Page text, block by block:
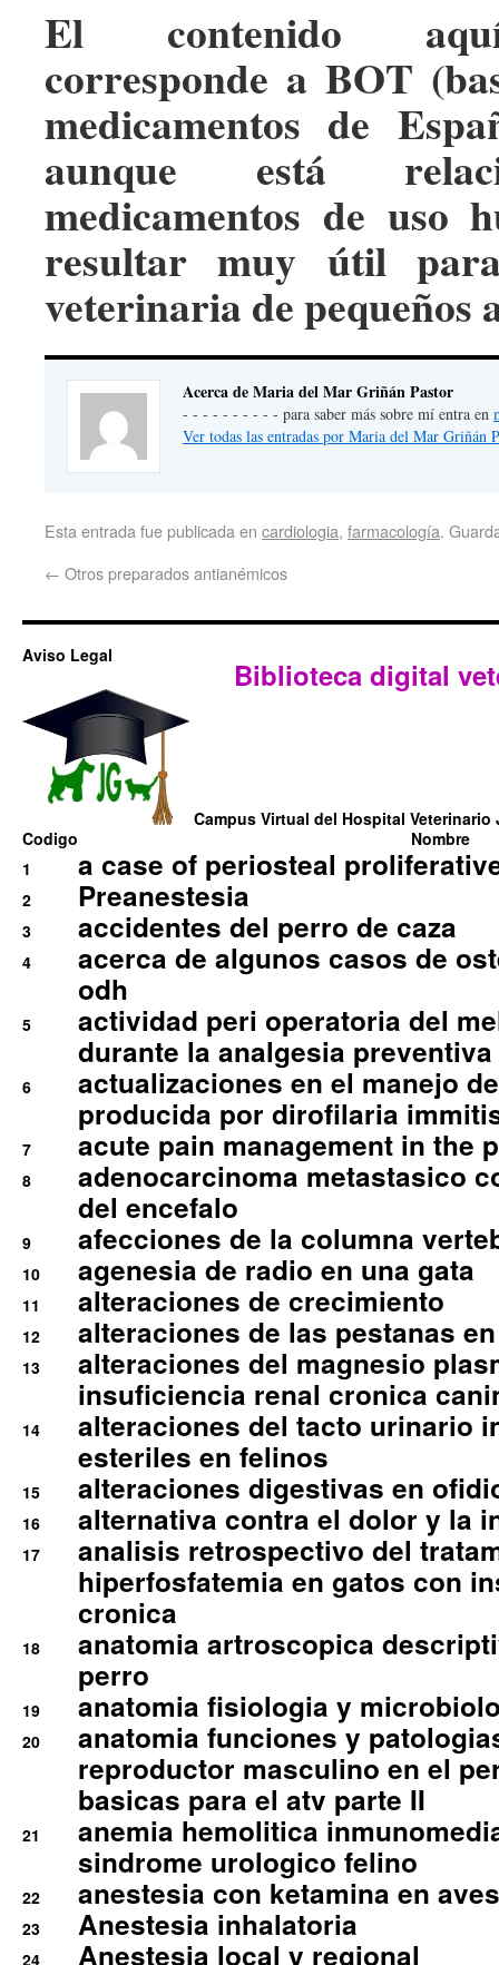
El contenido
corresponde a BOT
medicamentos de
aunque está
medicamentos de uso
resultar muy útil
veterinaria de pequeños
Acerca de Maria del Mar Griñán Pastor
- - - - - - - - - - para saber más sobre mí entra en
Ver todas las entradas por Maria del Mar Griñán
Esta entrada fue publicada en cardiologia, farmacología.
← Otros preparados antianémicos
Aviso Legal
Biblioteca digital
Campus Virtual del Hospital Veterinario
Codigo
Nombre
1
a case of periosteal
2 Preanestesia
3 accidentes del perro de caza
4
acerca de algunos casos de
odh
5
actividad peri operatoria del
durante la analgesia
6
actualizaciones en el manejo
producida por dirofilaria
7 acute pain management in the
8
adenocarcinoma metastasico
del encefalo
9 afecciones de la columna
10 agenesia de radio en una gata
11 alteraciones de crecimiento
12 alteraciones de las pestanas
13
alteraciones del magnesio
insuficiencia renal cronica
14
alteraciones del tacto urinario
esteriles en felinos
15 alteraciones digestivas en
16 alternativa contra el dolor y la
17
analisis retrospectivo del
hiperfosfatemia en gatos con
cronica
18
anatomia artroscopica
perro
19 anatomia fisiologia y
20
anatomia funciones y
reproductor masculino en el
basicas para el atv parte II
21
anemia hemolitica
sindrome urologico felino
22 anestesia con ketamina en
23 Anestesia inhalatoria
24 Anestesia local y regional